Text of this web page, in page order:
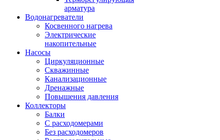
арматура
Водонагреватели
Косвенного нагрева
Электрические
накопительные
Насосы
Циркуляционные
Скважинные
Канализационные
Дренажные
Повышения давления
Коллекторы
Балки
С расходомерами
Без расходомеров